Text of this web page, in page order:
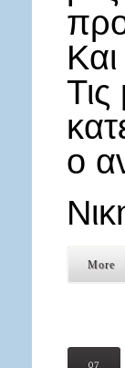
ο
More
07